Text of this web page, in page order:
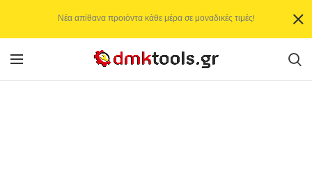
Νέα απίθανα προιόντα κάθε μέρα σε μοναδικές τιμές!